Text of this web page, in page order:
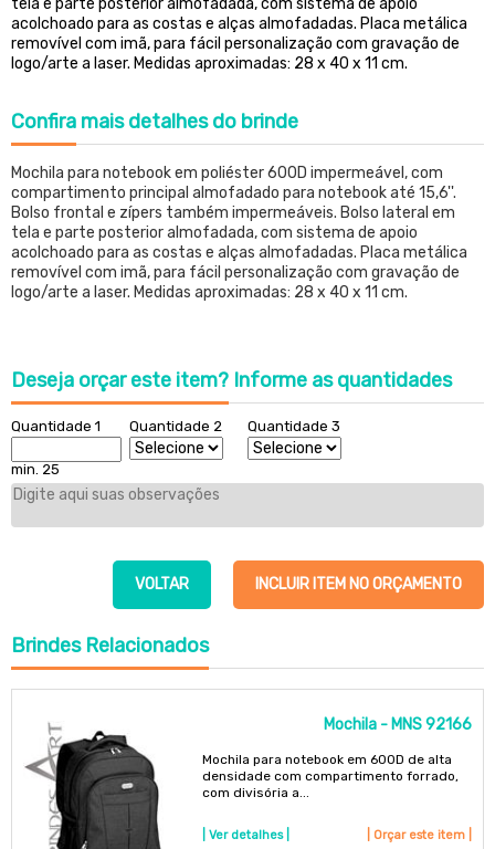
tela e parte posterior almofadada, com sistema de apoio
acolchoado para as costas e alças almofadadas. Placa metálica
removível com imã, para fácil personalização com gravação de
logo/arte a laser. Medidas aproximadas: 28 x 40 x 11 cm.
Confira mais detalhes do brinde
Mochila para notebook em poliéster 600D impermeável, com
compartimento principal almofadado para notebook até 15,6''.
Bolso frontal e zípers também impermeáveis. Bolso lateral em
tela e parte posterior almofadada, com sistema de apoio
acolchoado para as costas e alças almofadadas. Placa metálica
removível com imã, para fácil personalização com gravação de
logo/arte a laser. Medidas aproximadas: 28 x 40 x 11 cm.
Deseja orçar este item? Informe as quantidades
Quantidade 1
min. 25
Quantidade 2 Quantidade 3
INCLUIR ITEM NO ORÇAMENTO
VOLTAR
BrindesRelacionados
Mochila - MNS 92166
Mochila para notebook em 600D de alta
densidade com compartimento forrado,
com divisória a...
| Ver detalhes | | Orçar este item |